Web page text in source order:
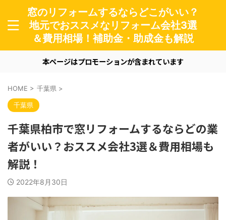
窓のリフォームするならどこがいい？
地元でおススメなリフォーム会社3選
＆費用相場！補助金・助成金も解説
本ページはプロモーションが含まれています
HOME > 千葉県 >
千葉県
千葉県柏市で窓リフォームするならどの業
者がいい？おススメ会社3選＆費用相場も
解説！
2022年8月30日